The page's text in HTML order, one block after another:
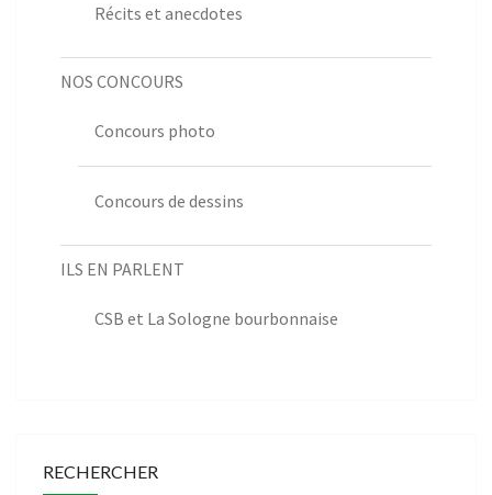
Récits et anecdotes
NOS CONCOURS
Concours photo
Concours de dessins
ILS EN PARLENT
CSB et La Sologne bourbonnaise
RECHERCHER